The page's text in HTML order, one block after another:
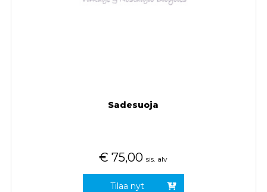
Sadesuoja
€ 75,00 sis. alv
Tilaa nyt